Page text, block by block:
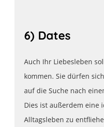
6) Dates
Auch Ihr Liebesleben
kommen. Sie dürfen
auf die Suche nach
Dies ist außerdem eine
Alltagsleben zu